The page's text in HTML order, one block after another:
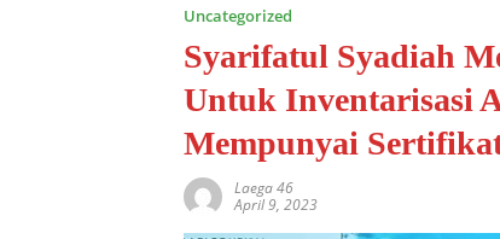
Uncategorized
Syarifatul Syadiah
Untuk Inventarisasi
Mempunyai
Laega 46
April 9, 2023